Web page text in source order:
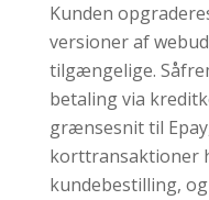
Kunden
versioner af
tilgængelige.
betaling via
grænsesnit til
korttransaktioner
kundebestilling,